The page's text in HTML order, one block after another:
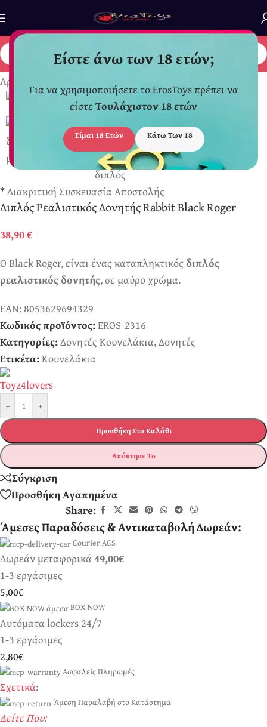
Είστε άνω των 18 ετών;
Για να χρησιμοποιήσετε το ErosToys πρέπει να
είστεΤουλάχιστον 18 ετών
Είμαι 18 Ετών Κάτω Των 18
Αρχική σελίδα Δονητές Κουνελάκια
*Διακριτική Συσκευασία Αποστολής
Διπλός Ρεαλιστικός Δονητής Rabbit Black Roger
38,90€
Ο Black Roger, είναι ένας καταπληκτικόςδιπλός
ρεαλιστικός δονητής, σε μαύρο χρώμα.
EAN:8053629694329
Κωδικός προϊόντος:EROS-2316
Κατηγορίες:Δονητές Κουνελάκια,Δονητές
Ετικέτα:Κουνελάκια
- +
Προσθήκη Στο Καλάθι
Απόκτησε Το
Σύγκριση
Προσθήκη Αγαπημένα
Share:
Άμεσες Παραδόσεις & Αντικαταβολή Δωρεάν:
Courier ACS
Δωρεάν μεταφορικά49,00€
1-3 εργάσιμες
5,00€
BOX NOW
Αυτόματα lockers 24/7
1-3 εργάσιμες
2,80€
Ασφαλείς Πληρωμές
Σχετικά:
Άμεση Παραλαβή στο Κατάστημα
Δείτε Που: